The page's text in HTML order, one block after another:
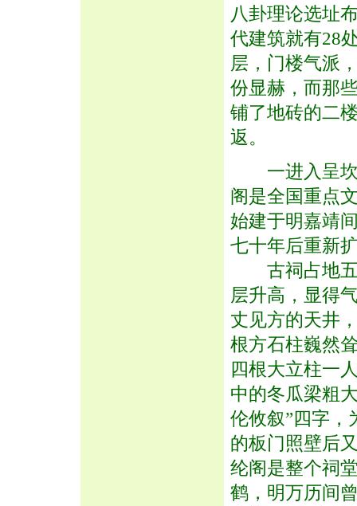
八卦理论选址
代建筑就有28
层，门楼气派
份显赫，而那
铺了地砖的二
返。
一进入呈坎
阁是全国重点
始建于明嘉靖
七十年后重新
古祠占地五
层升高，显得
丈见方的天井
根方石柱巍然
四根大立柱一
中的冬瓜梁粗
伦攸叙”四字，
的板门照壁后
纶阁是整个祠
鹤，明万历间